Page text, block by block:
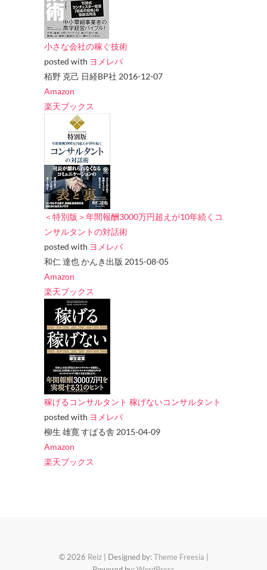
小さな会社の稼ぐ技術
posted with ヨメレバ
栢野 克己 日経BP社 2016-12-07
Amazon
楽天ブックス
＜特別版＞年間報酬3000万円超えが10年続くコ
ンサルタントの対話術
posted with ヨメレバ
和仁 達也 かんき出版 2015-08-05
Amazon
楽天ブックス
稼げるコンサルタント 稼げないコンサルタント
posted with ヨメレバ
柳生 雄寛 すばる舎 2015-04-09
Amazon
楽天ブックス
© 2026 Reiz| Designed by:Theme Freesia